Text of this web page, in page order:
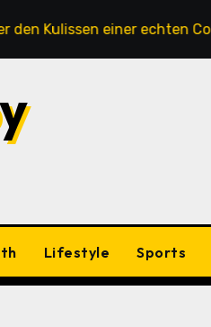
einer echten Cookie
Lifestyle Sports